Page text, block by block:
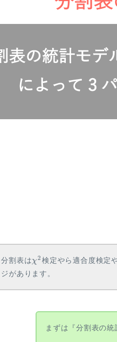
\\ \gdef
\\
\\
分割表は\chi^2
χ2 検定やら適合度検定
ジがあります。
まずは『分割表の